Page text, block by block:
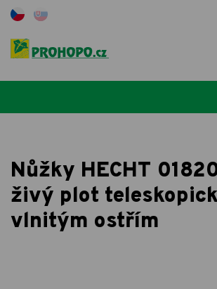
Nůžky HECHT
živý plot
vlnitým ostřím